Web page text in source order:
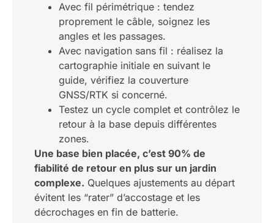
Avec fil périmétrique : tendez
proprement le câble, soignez les
angles et les passages.
Avec navigation sans fil : réalisez la
cartographie initiale en suivant le
guide, vérifiez la couverture
GNSS/RTK si concerné.
Testez un cycle complet et contrôlez le
retour à la base depuis différentes
zones.
Une base bien placée, c’est 90% de
fiabilité de retour en plus sur un jardin
complexe. Quelques ajustements au départ
évitent les “rater” d’accostage et les
décrochages en fin de batterie.